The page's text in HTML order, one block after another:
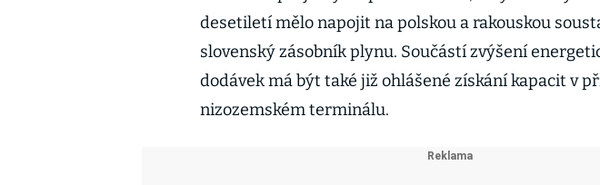
desetiletí mělo napojit na polskou a rakouskou
slovenský zásobník plynu. Součástí zvýšení
dodávek má být také již ohlášené získání kapacit v
nizozemském terminálu.